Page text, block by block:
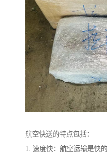
航空快送的特点包括：
1. 速度快：航空运输是快